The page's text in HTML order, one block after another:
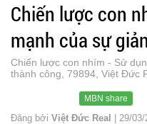
Chiến lược con
mạnh của sự
Chiến lược con nhím - Sử
thành công, 79894, Việt Đức
MBN share
Đăng bởi Việt Đức Real | 29/03/